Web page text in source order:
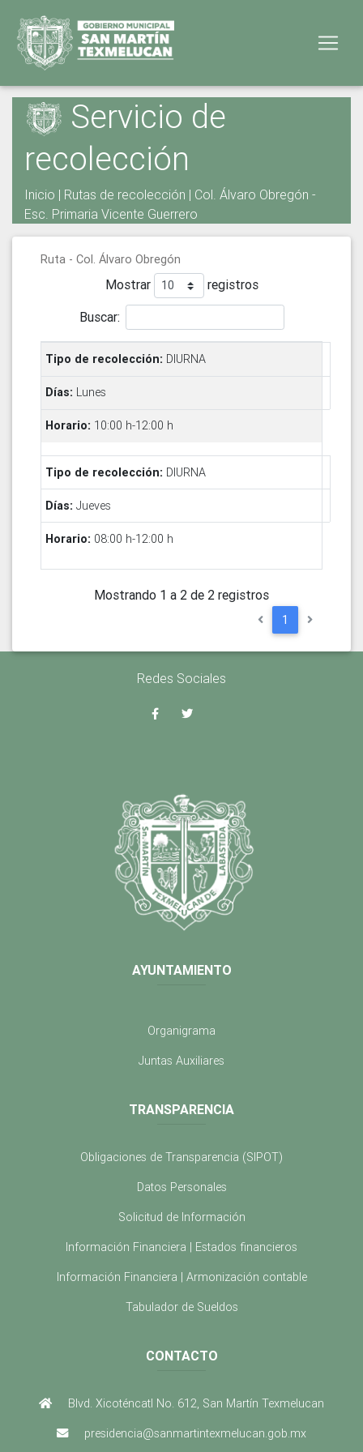
Servicio de
recolección
Inicio | Rutas de recolección | Col. Álvaro Obregón -
Esc. Primaria Vicente Guerrero
Ruta - Col. Álvaro Obregón
Mostrar
registros
Buscar:
DIURNA
Lunes
10:00 h-12:00 h
DIURNA
Jueves
08:00 h-12:00 h
Mostrando 1 a 2 de 2 registros
1
Redes Sociales
AYUNTAMIENTO
Organigrama
Juntas Auxiliares
TRANSPARENCIA
Obligaciones de Transparencia (SIPOT)
Datos Personales
Solicitud de Información
Información Financiera | Estados financieros
Información Financiera | Armonización contable
Tabulador de Sueldos
CONTACTO
Blvd. Xicoténcatl No. 612, San Martín Texmelucan
presidencia@sanmartintexmelucan.gob.mx